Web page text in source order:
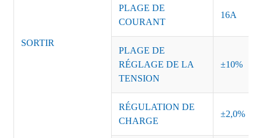
SORTIR
PLAGE DE
COURANT
16A
PLAGE DE
RÉGLAGE DE LA
TENSION
±10%
RÉGULATION DE
CHARGE
±2,0%